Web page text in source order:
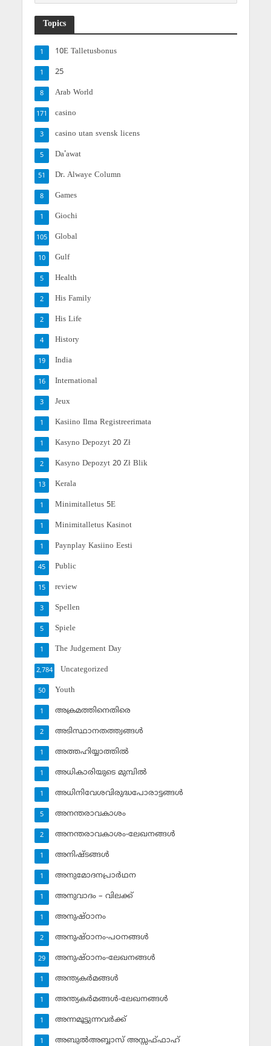
Topics
10E Talletusbonus
1
25
1
Arab World
8
casino
171
casino utan svensk licens
3
Da'awat
5
Dr. Alwaye Column
51
Games
8
Giochi
1
Global
105
Gulf
10
Health
5
His Family
2
His Life
2
History
4
India
19
International
16
Jeux
3
Kasiino Ilma Registreerimata
1
Kasyno Depozyt 20 Zł
1
Kasyno Depozyt 20 Zł Blik
2
Kerala
13
Minimitalletus 5E
1
Minimitalletus Kasinot
1
Paynplay Kasiino Eesti
1
Public
45
review
15
Spellen
3
Spiele
5
The Judgement Day
1
Uncategorized
2,784
Youth
50
അക്രമത്തിനെതിരെ
1
അടിസ്ഥാനതത്ത്വങ്ങള്‍
2
അത്തഹിയ്യാത്തില്‍
1
അധികാരിയുടെ മുമ്പില്‍
1
അധിനിവേശവിരുദ്ധപോരാട്ടങ്ങള്‍
1
അനന്തരാവകാശം
5
അനന്തരാവകാശം-ലേഖനങ്ങള്‍
2
അനിഷ്ടങ്ങള്‍
1
അനുമോദനപ്രാര്‍ഥന
1
അനുവാദം – വിലക്ക്‌
1
അനുഷ്ഠാനം
1
അനുഷ്ഠാനം-പഠനങ്ങള്‍
2
അനുഷ്ഠാനം-ലേഖനങ്ങള്‍
29
അന്ത്യകര്‍മങ്ങള്‍
1
അന്ത്യകര്‍മങ്ങള്‍-ലേഖനങ്ങള്‍
1
അന്നമൂട്ടുന്നവര്‍ക്ക്
1
അബുല്‍അബ്ബാസ് അസ്സഫ്ഫാഹ്‌
1